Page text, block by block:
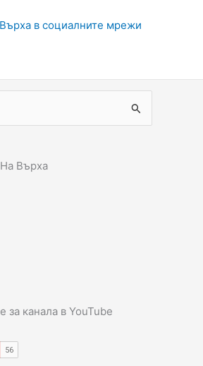
в социалните мрежи
Върха
за канала в YouTube